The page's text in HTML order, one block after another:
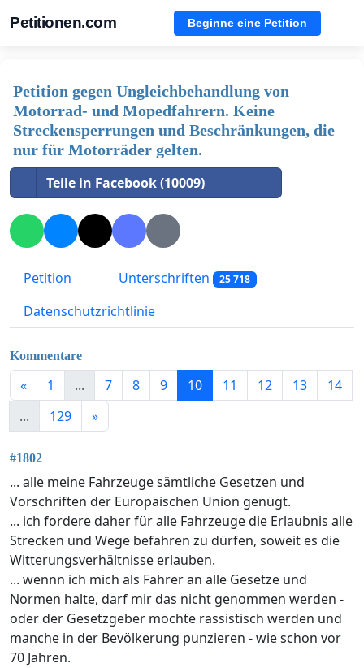
Petitionen.com Beginne eine Petition
Petition gegen Ungleichbehandlung von
Motorrad- und Mopedfahrern. Keine
Streckensperrungen und Beschränkungen, die
nur für Motorräder gelten.
Teile in Facebook (10009)
Petition Unterschriften 25 718
Datenschutzrichtlinie
Kommentare
« 1 ... 7 8 9 10 11 12 13
14
...
129 »
#1802
... alle meine Fahrzeuge sämtliche Gesetzen und
Vorschriften der Europäischen Union genügt.
... ich fordere daher für alle Fahrzeuge die Erlaubnis alle
Strecken und Wege befahren zu dürfen, soweit es die
Witterungsverhältnisse erlauben.
... wennn ich mich als Fahrer an alle Gesetze und
Normen halte, darf mir das nicht genommen werden -
oder der Gesetzgeber möchte rassistisch werden und
manche in der Bevölkerung punzieren - wie schon vor
70 Jahren.